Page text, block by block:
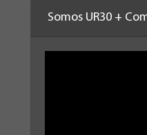
Somos UR30 +